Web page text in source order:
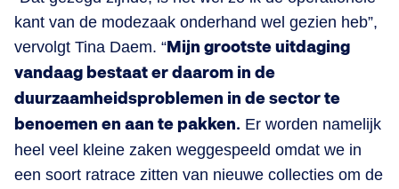
kant van de modezaak onderhand wel gezien heb”,
vervolgt Tina Daem. “Mijn grootste uitdaging
vandaag bestaat er daarom in de
duurzaamheidsproblemen in de sector te
benoemen en aan te pakken. Er worden namelijk
heel veel kleine zaken weggespeeld omdat we in
een soort ratrace zitten van nieuwe collecties om de